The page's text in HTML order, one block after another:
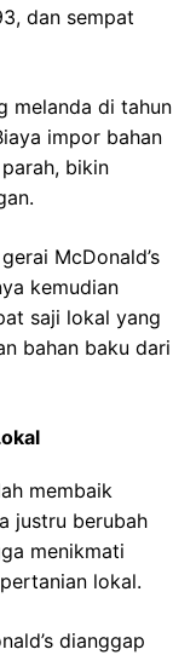
dan sempat
melanda di tahun
impor bahan
bikin
McDonald’s
kemudian
saji lokal yang
bahan baku dari
membaik
justru berubah
menikmati
lokal.
dianggap